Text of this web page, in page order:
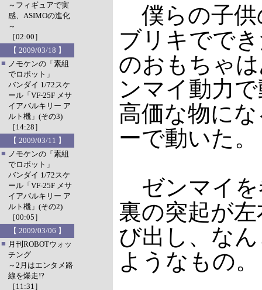
～フィギュアで実
感、ASIMOの進化
～
［02:00］
【 2009/03/18 】
■ ノモケンの「素組
でロボット」
バンダイ 1/72スケ
ール「VF-25F メサ
イアバルキリー ア
ルト機」(その3)
［14:28］
【 2009/03/11 】
■ ノモケンの「素組
でロボット」
バンダイ 1/72スケ
ール「VF-25F メサ
イアバルキリー ア
ルト機」(その2)
［00:05］
【 2009/03/06 】
■ 月刊ROBOTウォッ
チング
～2月はエンタメ路
線を爆走!?
［11:31］
僕らの子供
ブリキでで
のおもちゃ
ンマイ動力
高価な物に
ーで動いた。
ゼンマイを
裏の突起が
び出し、な
ようなもの。